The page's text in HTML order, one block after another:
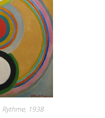
Rythme, 1938